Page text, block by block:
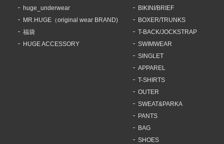
huge_underwear
MR.HUGE（original wear BRAND)
福袋
HUGE ACCESSORY
BIKINI/BRIEF
BOXER/TRUNKS
T-BACK/JOCKSTRAP
SWIMWEAR
SINGLET
APPAREL
T-SHIRTS
OUTER
SWEAT&PARKA
PANTS
BAG
SHOES